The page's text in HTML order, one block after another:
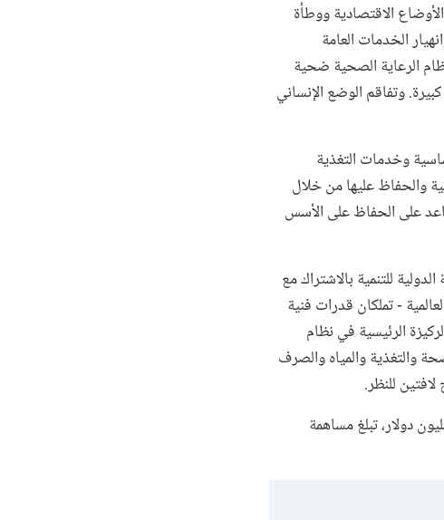
الاقتصادية ووطأة
الخدمات العامة
الرعاية الصحية ضحية
وتفاقم الوضع الإنساني
وخدمات التغذية
والحفاظ عليها من خلال
على الحفاظ على الأسس
للتنمية بالاشتراك مع
- تملكان قدرات فنية
الرئيسية في نظام
والتغذية والمياه والصرف
للنظر.
مجلس المديرين التنفيذيين في 14 مايو/أيار على تمويل إضافي بما يعادل 200 مليون دولار، تبلغ مساهمة